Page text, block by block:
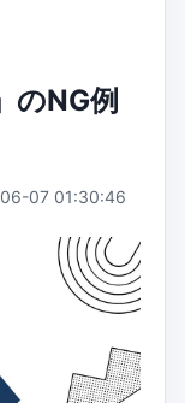
のNG例
07 01:30:46